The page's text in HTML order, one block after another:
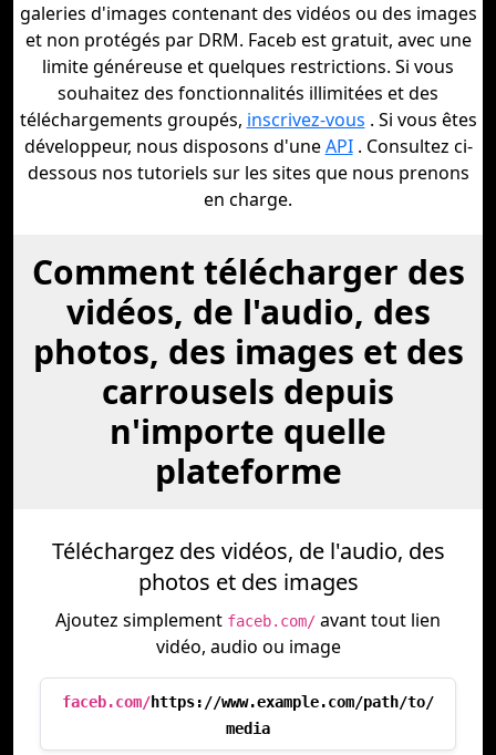
galeries d'images contenant des vidéos ou des images
et non protégés par DRM. Faceb est gratuit, avec une
limite généreuse et quelques restrictions. Si vous
souhaitez des fonctionnalités illimitées et des
téléchargements groupés, inscrivez-vous . Si vous êtes
développeur, nous disposons d'uneAPI. Consultez ci-
dessous nos tutoriels sur les sites que nous prenons
en charge.
Comment télécharger des
vidéos, de l'audio, des
photos, des images et des
carrousels depuis
n'importe quelle
plateforme
Téléchargez des vidéos, de l'audio, des
photos et des images
Ajoutez simplement faceb.com/ avant tout lien
vidéo, audio ou image
faceb.com/https://www.example.com/path/to/
media